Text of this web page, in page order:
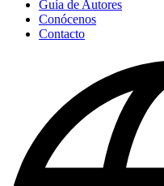
Guía de Autores
Conócenos
Contacto